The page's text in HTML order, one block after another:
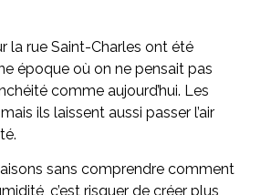
la rue Saint-Charles ont été
époque où on ne pensait pas
comme aujourd’hui. Les
ils laissent aussi passer l’air
sans comprendre comment
c’est risquer de créer plus